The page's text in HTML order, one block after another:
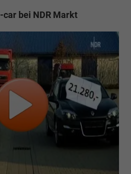
bei NDR Markt